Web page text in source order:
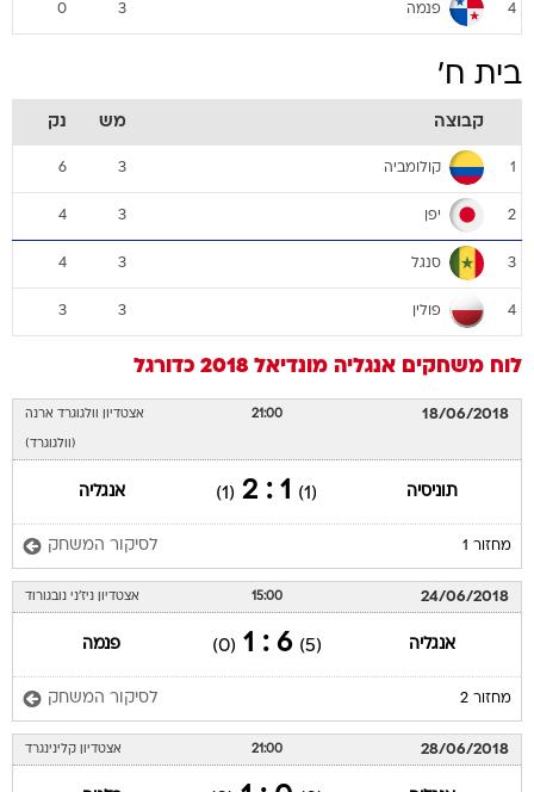
4 פנמה 3
0
בית ח'
קבוצה מש נק
1 קולומביה 3
6
2 יפן 3
4
3 סנגל 3
4
4 פולין 3
3
לוח משחקים אנגליה מונדיאל 2018 כדורגל
18/06/2018
21:00 אצטדיון וולגוגרד ארנה
(וולגוגרד)
תוניסיה (1)
1 : 2
(1) אנגליה
מחזור 1 לסיקור המשחק
24/06/2018
15:00 אצטדיון ניז'ני נובגורוד
אנגליה (5)
6 : 1
(0) פנמה
מחזור 2 לסיקור המשחק
28/06/2018
21:00 אצטדיון קלינינגרד